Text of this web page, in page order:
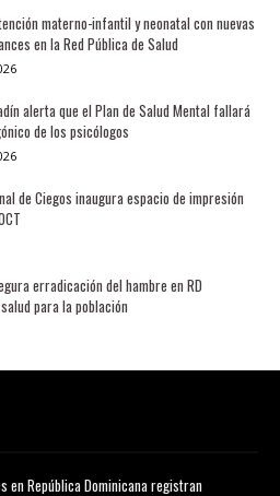
materno-infantil y neonatal con nuevas
en la Red Pública de Salud
alerta que el Plan de Salud Mental fallará
de los psicólogos
de Ciegos inaugura espacio de impresión
erradicación del hambre en RD
para la población
en República Dominicana registran